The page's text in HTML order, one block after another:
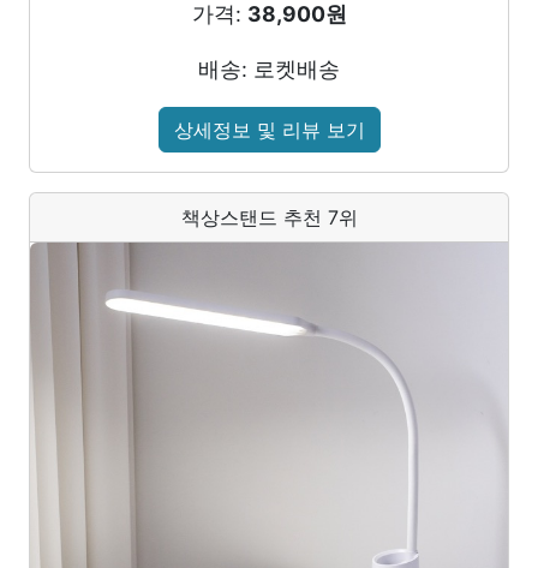
가격: 38,900원
배송: 로켓배송
상세정보 및 리뷰 보기
책상스탠드 추천 7위